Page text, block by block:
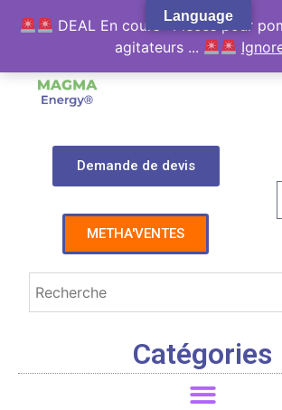
Demande de devis
METHA'VENTES
Catégories
Language
DEAL En cours : Pièces pour
agitateurs ...